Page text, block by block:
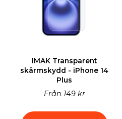
IMAK Transparent
skärmskydd - iPhone 14
Plus
Från 149 kr